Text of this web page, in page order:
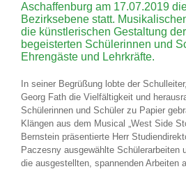
Aschaffenburg am 17.07.2019
Bezirksebene statt.
die künstlerischen Gestaltung
begeisterten Schülerinnen und
Ehrengäste und Lehrkräfte.
In seiner Begrüßung lobte der
Georg Fath die Vielfältigkeit und
Schülerinnen und Schüler zu Papier
Klängen aus dem Musical „West Side
Bernstein präsentierte Herr
Paczesny ausgewählte Schülerarbeiten
die ausgestellten, spannenden Arbeiten